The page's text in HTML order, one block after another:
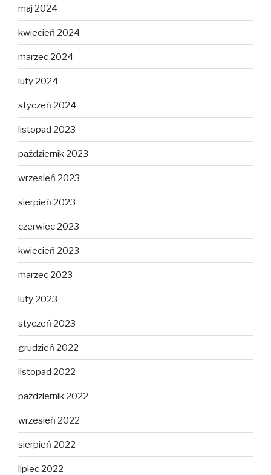
maj 2024
kwiecień 2024
marzec 2024
luty 2024
styczeń 2024
listopad 2023
październik 2023
wrzesień 2023
sierpień 2023
czerwiec 2023
kwiecień 2023
marzec 2023
luty 2023
styczeń 2023
grudzień 2022
listopad 2022
październik 2022
wrzesień 2022
sierpień 2022
lipiec 2022